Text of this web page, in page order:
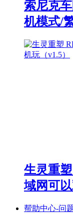
索尼克
机模式/
生灵重
域网可以
帮助中心-问